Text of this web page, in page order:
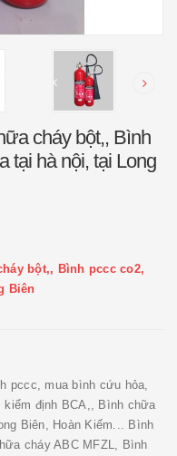
cháy bột,, Bình
tại hà nội, tại Long
bột,, Bình pccc co2,
Biên
pccc, mua bình cứu hỏa,
định BCA,, Bình chữa
Biên, Hoàn Kiếm... Bình
cháy ABC MFZL, Bình